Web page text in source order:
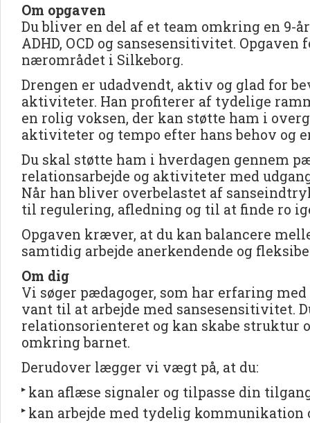
Om opgaven
Du bliver en del af et team omkring en 9-
ADHD, OCD og sansesensitivitet.
nærområdet i Silkeborg.
Drengen er udadvendt, aktiv og glad for
aktiviteter. Han profiterer af tydelige
en rolig voksen, der kan støtte ham i
aktiviteter og tempo efter hans behov og
Du skal støtte ham i hverdagen gennem
relationsarbejde og aktiviteter med
Når han bliver overbelastet af
til regulering, afledning og til at finde ro
Opgaven kræver, at du kan balancere
samtidig arbejde anerkendende og
Om dig
Vi søger pædagoger, som har erfaring med
vant til at arbejde med sansesensitivitet.
relationsorienteret og kan skabe struktur
omkring barnet.
Derudover lægger vi vægt på, at du:
kan aflæse signaler og tilpasse din
kan arbejde med tydelig kommunikation